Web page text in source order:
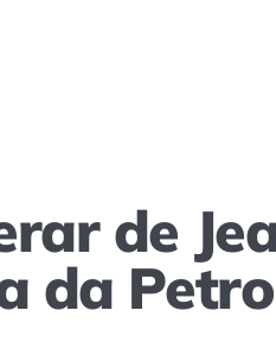
de
da